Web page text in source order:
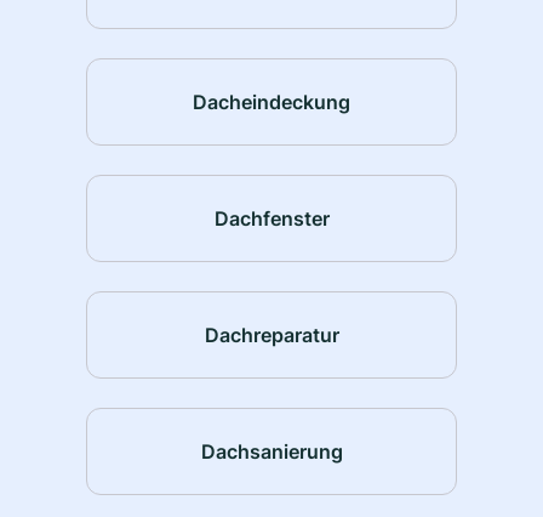
Dacheindeckung
Dachfenster
Dachreparatur
Dachsanierung